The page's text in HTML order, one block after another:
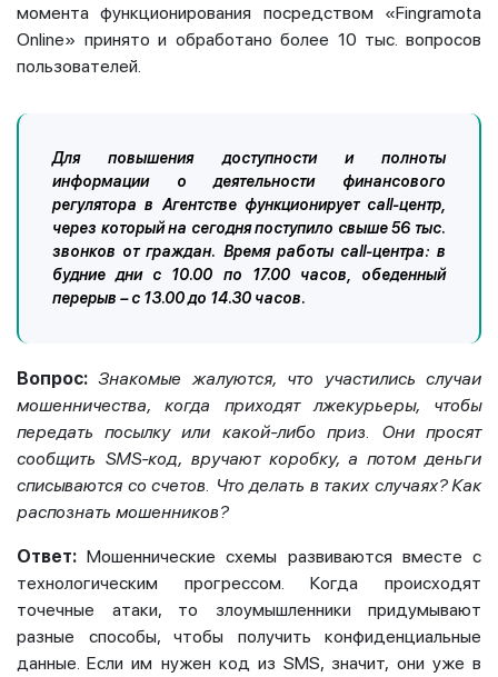
момента функционирования посредством «Fingramota
Online» принято и обработано более 10 тыс. вопросов
пользователей.
Для повышения доступности и полноты
информации о деятельности финансового
регулятора в Агентстве функционирует call-центр,
через который на сегодня поступило свыше 56 тыс.
звонков от граждан. Время работы call-центра: в
будние дни с 10.00 по 17.00 часов, обеденный
перерыв – с 13.00 до 14.30 часов.
Вопрос: Знакомые жалуются, что участились случаи
мошенничества, когда приходят лжекурьеры, чтобы
передать посылку или какой-либо приз. Они просят
сообщить SMS-код, вручают коробку, а потом деньги
списываются со счетов. Что делать в таких случаях? Как
распознать мошенников?
Ответ:Мошеннические схемы развиваются вместе с
технологическим прогрессом.
Когда происходят
точечные атаки, то злоумышленники придумывают
разные способы, чтобы получить конфиденциальные
данные. Если им нужен код из SMS, значит, они уже в